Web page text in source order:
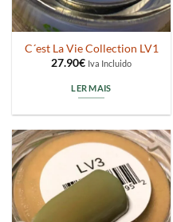
C´est La Vie Collection LV1
27.90€ Iva Incluido
LER MAIS